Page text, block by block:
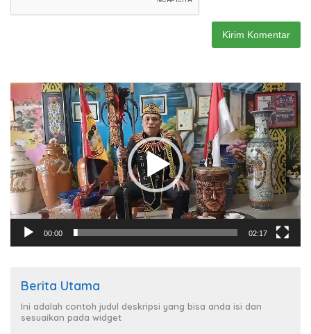
Pemutar
Video
00:00 02:17
Berita Utama
Ini adalah contoh judul deskripsi yang bisa anda isi dan
sesuaikan pada widget